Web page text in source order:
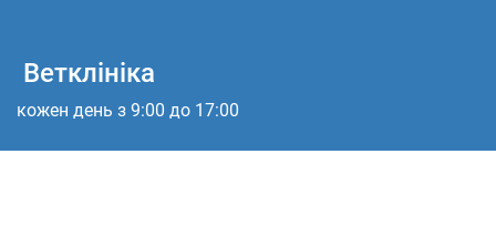
Ветклініка
кожен день з 9:00 до 17:00